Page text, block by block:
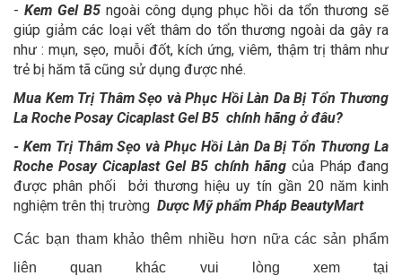
- Kem Gel B5 ngoài công dụng phục hồi da tổn thương sẽ
giúp giảm các loại vết thâm do tổn thương ngoài da gây ra
như : mụn, sẹo, muỗi đốt, kích ứng, viêm, thậm trị thâm như
trẻ bị hăm tã cũng sử dụng được nhé.
Mua Kem Trị Thâm Sẹo và Phục Hồi Làn Da Bị Tổn Thương
La Roche Posay Cicaplast Gel B5 chính hãng ở đâu?
- Kem Trị Thâm Sẹo và Phục Hồi Làn Da Bị Tổn Thương La
Roche Posay Cicaplast Gel B5 chính hãng của Pháp đang
được phân phối bởi thương hiệu uy tín gần 20 năm kinh
nghiệm trên thị trường Dược Mỹ phẩm Pháp BeautyMart
Các bạn tham khảo thêm nhiều hơn nữa các sản phẩm
liên quan khác vui lòng xem tại